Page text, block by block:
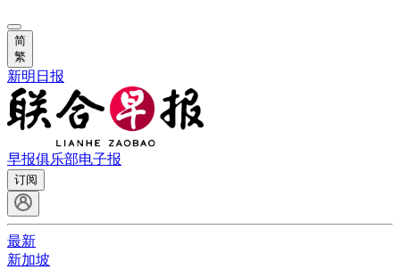
简
繁
新明日报
早报俱乐部电子报
订阅
最新
新加坡